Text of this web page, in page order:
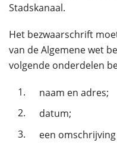
Stadskanaal.
Het bezwaarschrift
van de Algemene wet
volgende onderdelen
1.
naam en adres;
2.
datum;
3.
een